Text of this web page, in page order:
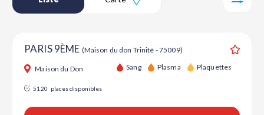
PARIS 9ÈME (Maison du don Trinité - 75009)
Maison du Don Sang Plasma Plaquettes
5120 places disponibles